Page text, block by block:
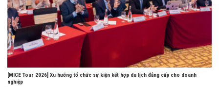
[MICE Tour 2026] Xu hướng tổ chức sự kiện kết hợp du lịch đẳng cấp cho doanh
nghiệp